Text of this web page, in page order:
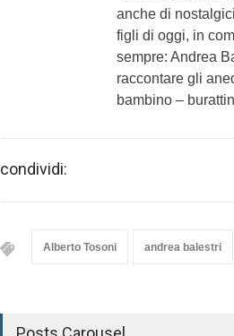
anche di
figli di oggi, in
sempre: Andrea
raccontare gli
bambino –
condividi:
Alberto Tosoni andrea balestri